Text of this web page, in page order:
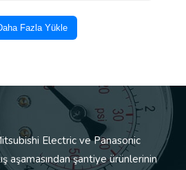
Fazla Yükle
Electric ve Panasonic
aşamasından şantiye ürünlerinin